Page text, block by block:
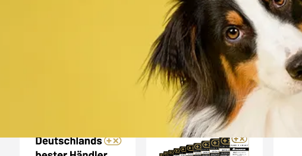
„Alles top. Hat wie immer
geklappt, sehr schnelle
30.07.2026